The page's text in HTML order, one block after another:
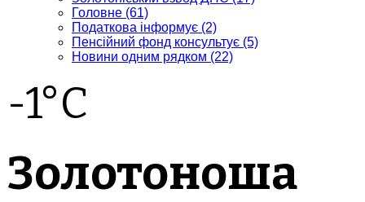
Головне (61)
Податкова інформує (2)
Пенсійний фонд консультує (5)
Новини одним рядком (22)
-1°C
Золотоноша